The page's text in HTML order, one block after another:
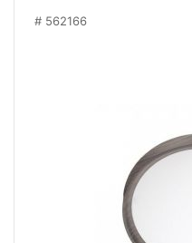
562166